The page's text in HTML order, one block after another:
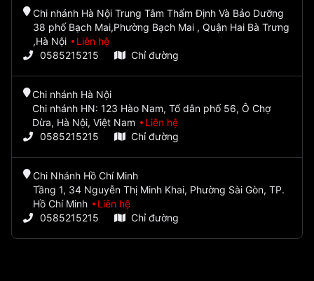
Chi nhánh Hà Nội Trung Tâm Thẩm Định Và Bảo Dưỡng
38 phố Bạch Mai,Phường Bạch Mai , Quận Hai Bà Trưng
,Hà Nội
Liên hệ
0585215215
Chỉ đường
Chi nhánh Hà Nội
Chi nhánh HN: 123 Hào Nam, Tổ dân phố 56, Ô Chợ
Dừa, Hà Nội, Việt Nam
Liên hệ
0585215215
Chỉ đường
Chi Nhánh Hồ Chí Minh
Tầng 1, 34 Nguyễn Thị Minh Khai, Phường Sài Gòn, TP.
Hồ Chí Minh
Liên hệ
0585215215
Chỉ đường